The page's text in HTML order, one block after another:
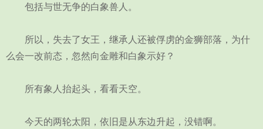
包括与世无争的白象兽人。
所以，失去了女王，继承人还被俘虏的金狮部落，为什
么会一改前态，忽然向金雕和白象示好？
所有象人抬起头，看看天空。
今天的两轮太阳，依旧是从东边升起，没错啊。